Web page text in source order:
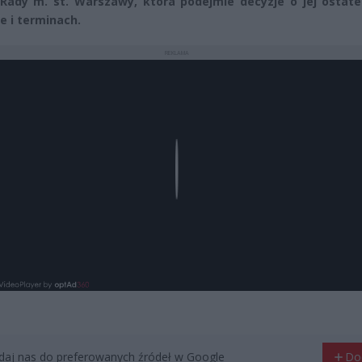
i terminach.
nas do preferowanych źródeł w Google